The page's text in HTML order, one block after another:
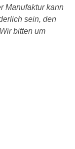
Manufaktur kann
sein, den
bitten um